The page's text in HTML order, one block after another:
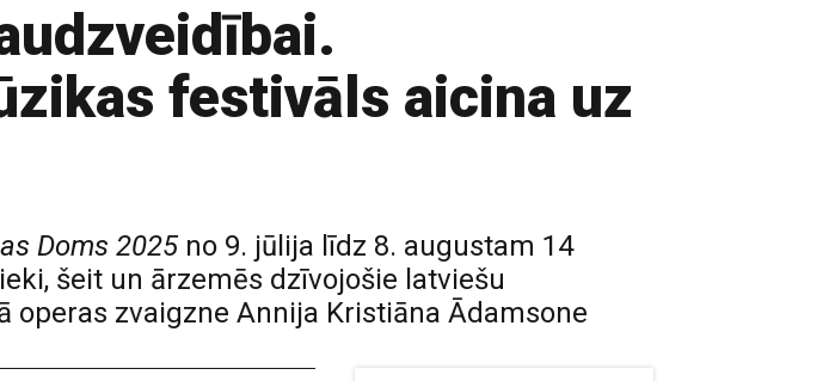
festivāls aicina uz
Doms 2025no 9. jūlija līdz 8. augustam 14
šeit un ārzemēs dzīvojošie latviešu
operas zvaigzne Annija Kristiāna Ādamsone